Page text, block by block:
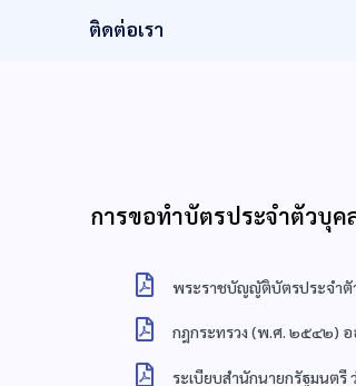
ติดต่อเรา
การขอทำบัตรประจำตัวบุ
พระราชบัญญัติบัตรประจำตั
กฎกระทรวง (พ.ศ. ๒๕๔๒)
ระเบียบสำนักนายกรัฐมนตรี